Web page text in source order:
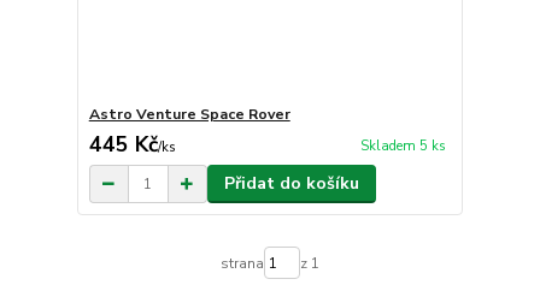
Astro Venture Space Rover
445 Kč/ks Skladem 5 ks
Přidat do košíku
strana z 1